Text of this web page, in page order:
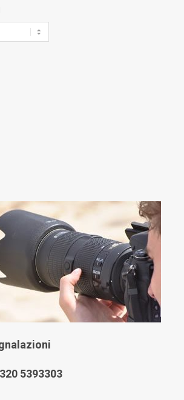
320 5393303